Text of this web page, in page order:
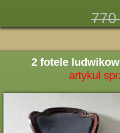
770
2 fotele
artykuł